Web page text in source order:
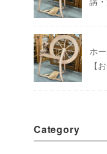
ホ
【
Category